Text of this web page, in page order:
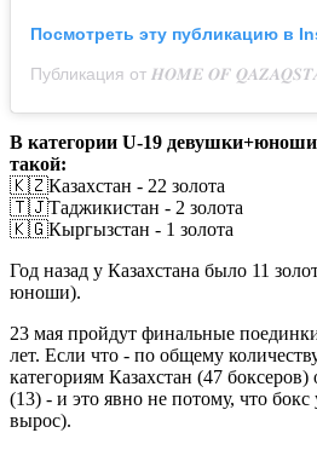
Посмотреть эту публикацию в
В категории U-19
такой:
🇰🇿Казахстан - 22 золота
🇹🇯Таджикистан - 2 золота
🇰🇬Кыргызстан - 1 золота
Год назад у Казахстана было 11
юноши).
23 мая пройдут финальные
лет. Если что - по общему
категориям Казахстан (47
(13) - и это явно не потому, что бокс
вырос).